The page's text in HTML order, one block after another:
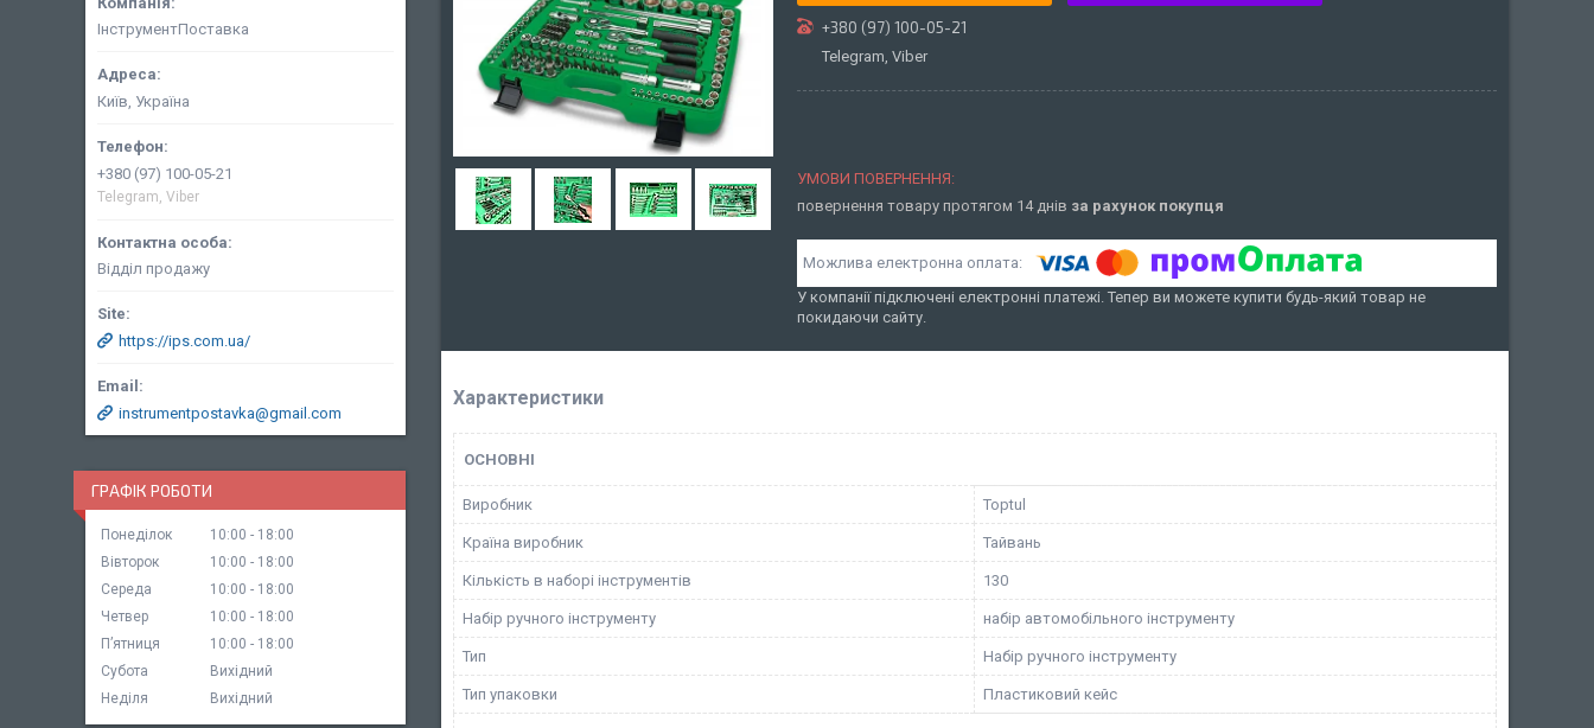
+380 (97) 100-05-21
Telegram, Viber
повернення товару протягом 14 днів за рахунок покупця
У компанії підключені електронні платежі. Тепер ви можете купити будь-який товар не
покидаючи сайту.
Характеристики
ОСНОВНІ
Виробник Toptul
Країна виробник Тайвань
Кількість в наборі інструментів 130
Набір ручного інструменту набір автомобільного інструменту
Тип Набір ручного інструменту
Тип упаковки Пластиковий кейс
ІнструментПоставка
Київ, Україна
+380 (97) 100-05-21
Telegram, Viber
Відділ продажу
https://ips.com.ua/
instrumentpostavka@gmail.com
ГРАФІК РОБОТИ
Понеділок 10:00
18:00
Вівторок
10:00
18:00
Середа
10:00
18:00
Четвер
10:00
18:00
Пʼятниця
10:00
18:00
Субота
Вихідний
Неділя
Вихідний